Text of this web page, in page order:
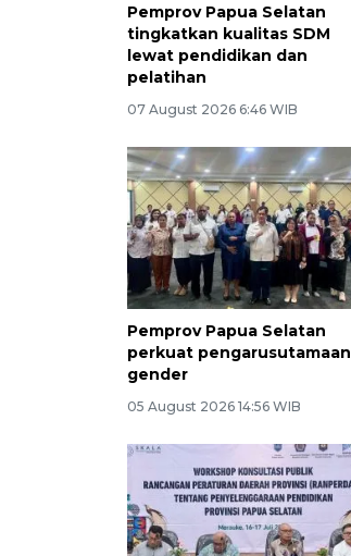
Pemprov Papua Selatan
tingkatkan kualitas SDM
lewat pendidikan dan
pelatihan
07 August 2026 6:46 WIB
Pemprov Papua Selatan
perkuat pengarusutamaan
gender
05 August 2026 14:56 WIB